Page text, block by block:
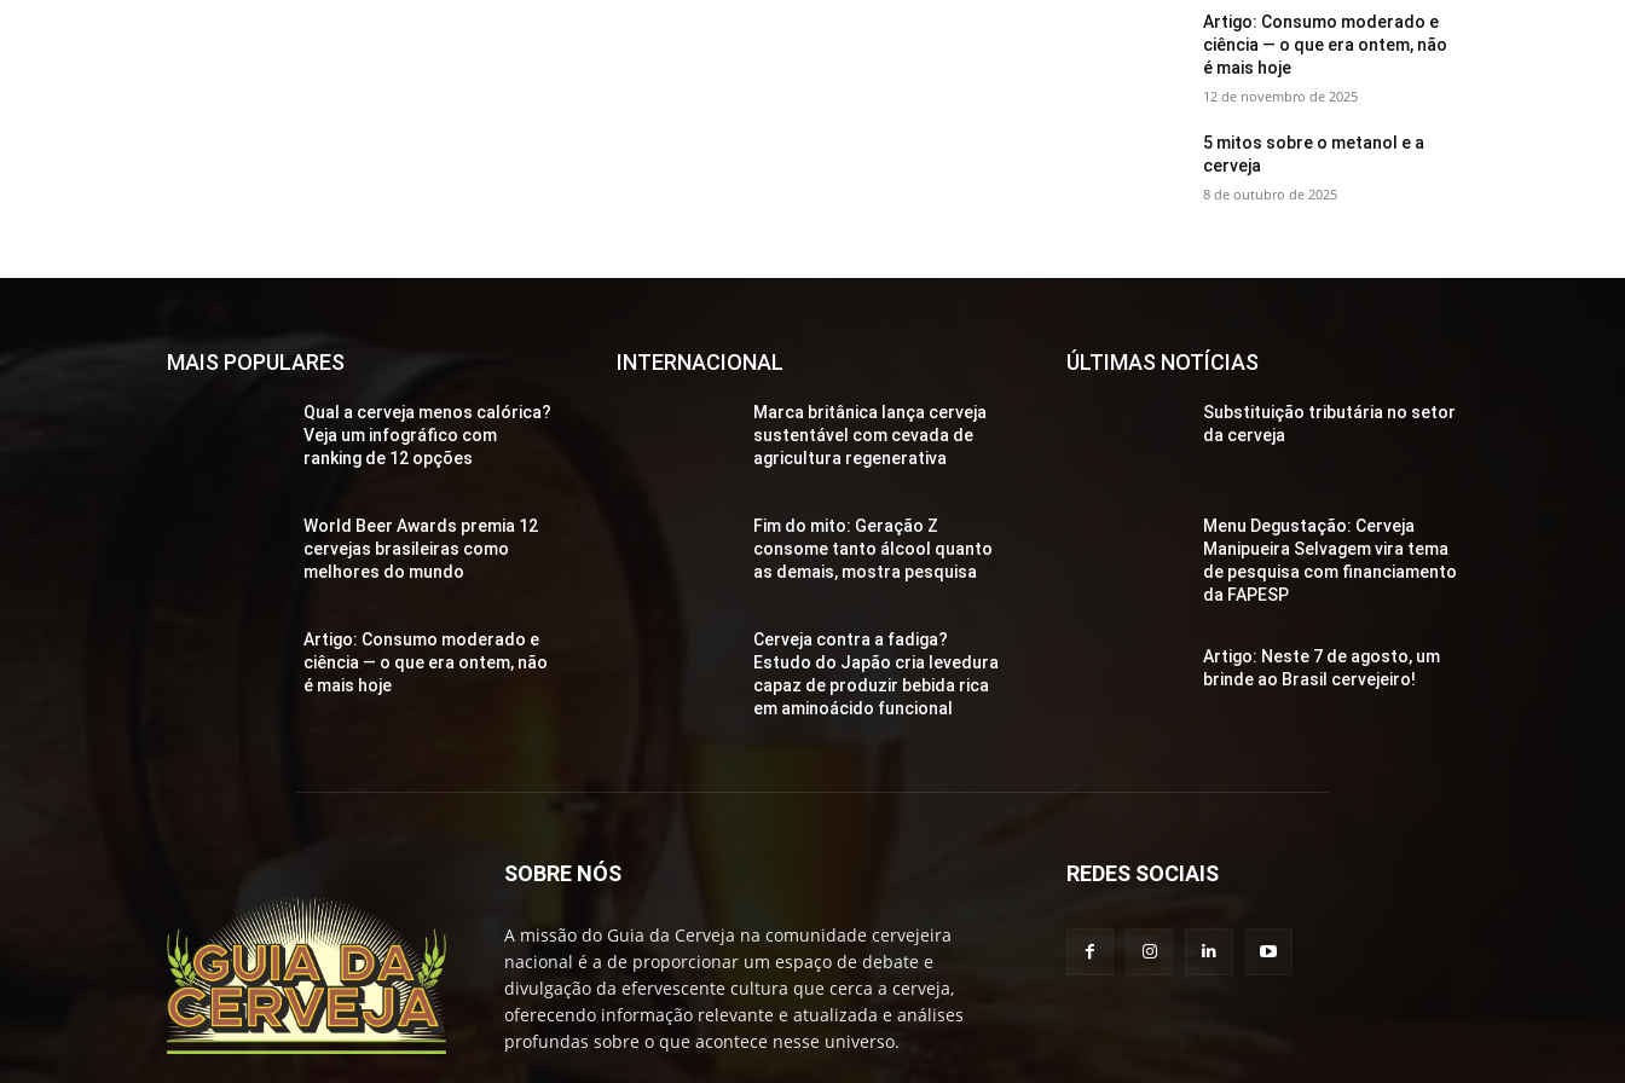
Artigo: Consumo moderado e
ciência — o que era ontem, não
é mais hoje
12 de novembro de 2025
5 mitos sobre o metanol e a
cerveja
8 de outubro de 2025
MAIS POPULARES
Qual a cerveja menos calórica?
Veja um infográfico com
ranking de 12 opções
World Beer Awards premia 12
cervejas brasileiras como
melhores do mundo
Artigo: Consumo moderado e
ciência — o que era ontem, não
é mais hoje
INTERNACIONAL
Marca britânica lança cerveja
sustentável com cevada de
agricultura regenerativa
Fim do mito: Geração Z
consome tanto álcool quanto
as demais, mostra pesquisa
Cerveja contra a fadiga?
Estudo do Japão cria levedura
capaz de produzir bebida rica
em aminoácido funcional
ÚLTIMAS NOTÍCIAS
Substituição tributária no setor
da cerveja
Menu Degustação: Cerveja
Manipueira Selvagem vira tema
de pesquisa com financiamento
da FAPESP
Artigo: Neste 7 de agosto, um
brinde ao Brasil cervejeiro!
SOBRE NÓS
A missão do Guia da Cerveja na comunidade cervejeira
nacional é a de proporcionar um espaço de debate e
divulgação da efervescente cultura que cerca a cerveja,
oferecendo informação relevante e atualizada e análises
profundas sobre o que acontece nesse universo.
REDES SOCIAIS